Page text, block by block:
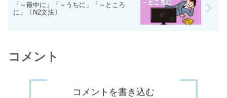
「～最中に」「～うちに」「～ところ
に」〔N2文法〕
コメント
コメントを書き込む